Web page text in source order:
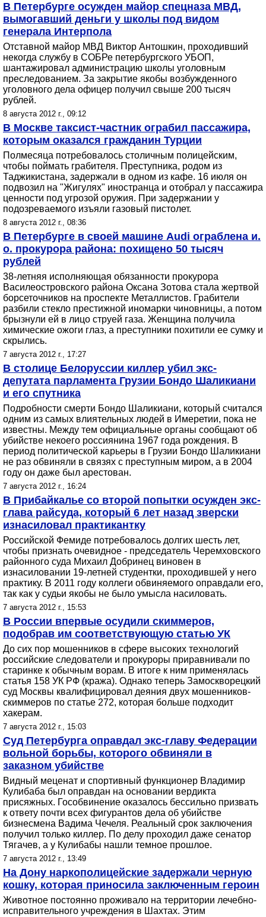
В Петербурге осужден майор спецназа МВД,
вымогавший деньги у школы под видом
генерала Интерпола
Отставной майор МВД Виктор Антошкин, проходивший
некогда службу в СОБРе петербургского УБОП,
шантажировал администрацию школы уголовным
преследованием. За закрытие якобы возбужденного
уголовного дела офицер получил свыше 200 тысяч
рублей.
8 августа 2012 г., 09:12
В Москве таксист-частник ограбил пассажира,
которым оказался гражданин Турции
Полмесяца потребовалось столичным полицейским,
чтобы поймать грабителя. Преступника, родом из
Таджикистана, задержали в одном из кафе. 16 июля он
подвозил на "Жигулях" иностранца и отобрал у пассажира
ценности под угрозой оружия. При задержании у
подозреваемого изъяли газовый пистолет.
8 августа 2012 г., 08:36
В Петербурге в своей машине Audi ограблена и.
о. прокурора района: похищено 50 тысяч
рублей
38-летняя исполняющая обязанности прокурора
Василеостровского района Оксана Зотова стала жертвой
борсеточников на проспекте Металлистов. Грабители
разбили стекло престижной иномарки чиновницы, а потом
брызнули ей в лицо струей газа. Женщина получила
химические ожоги глаз, а преступники похитили ее сумку и
скрылись.
7 августа 2012 г., 17:27
В столице Белоруссии киллер убил экс-
депутата парламента Грузии Бондо Шаликиани
и его спутника
Подробности смерти Бондо Шаликиани, который считался
одним из самых влиятельных людей в Имеретии, пока не
известны. Между тем официальные органы сообщают об
убийстве некоего россиянина 1967 года рождения. В
период политической карьеры в Грузии Бондо Шаликиани
не раз обвиняли в связях с преступным миром, а в 2004
году он даже был арестован.
7 августа 2012 г., 16:24
В Прибайкалье со второй попытки осужден экс-
глава райсуда, который 6 лет назад зверски
изнасиловал практикантку
Российской Фемиде потребовалось долгих шесть лет,
чтобы признать очевидное - председатель Черемховского
районного суда Михаил Добринец виновен в
изнасиловании 19-летней студентки, проходившей у него
практику. В 2011 году коллеги обвиняемого оправдали его,
так как у судьи якобы не было умысла насиловать.
7 августа 2012 г., 15:53
В России впервые осудили скиммеров,
подобрав им соответствующую статью УК
До сих пор мошенников в сфере высоких технологий
российские следователи и прокуроры приравнивали по
старинке к обычным ворам. В итоге к ним применялась
статья 158 УК РФ (кража). Однако теперь Замоскворецкий
суд Москвы квалифицировал деяния двух мошенников-
скиммеров по статье 272, которая больше подходит
хакерам.
7 августа 2012 г., 15:03
Суд Петербурга оправдал экс-главу Федерации
вольной борьбы, которого обвиняли в
заказном убийстве
Видный меценат и спортивный функционер Владимир
Кулибаба был оправдан на основании вердикта
присяжных. Гособвинение оказалось бессильно призвать
к ответу почти всех фигурантов дела об убийстве
бизнесмена Вадима Чечеля. Реальный срок заключения
получил только киллер. По делу проходил даже сенатор
Тягачев, а у Кулибабы нашли темное прошлое.
7 августа 2012 г., 13:49
На Дону наркополицейские задержали черную
кошку, которая приносила заключенным героин
Животное постоянно проживало на территории лечебно-
исправительного учреждения в Шахтах. Этим